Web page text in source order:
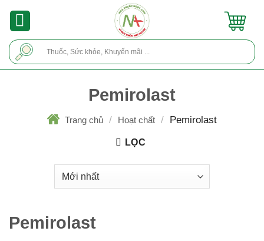
Pemirolast
Trang chủ / Hoạt chất / Pemirolast
LỌC
Pemirolast